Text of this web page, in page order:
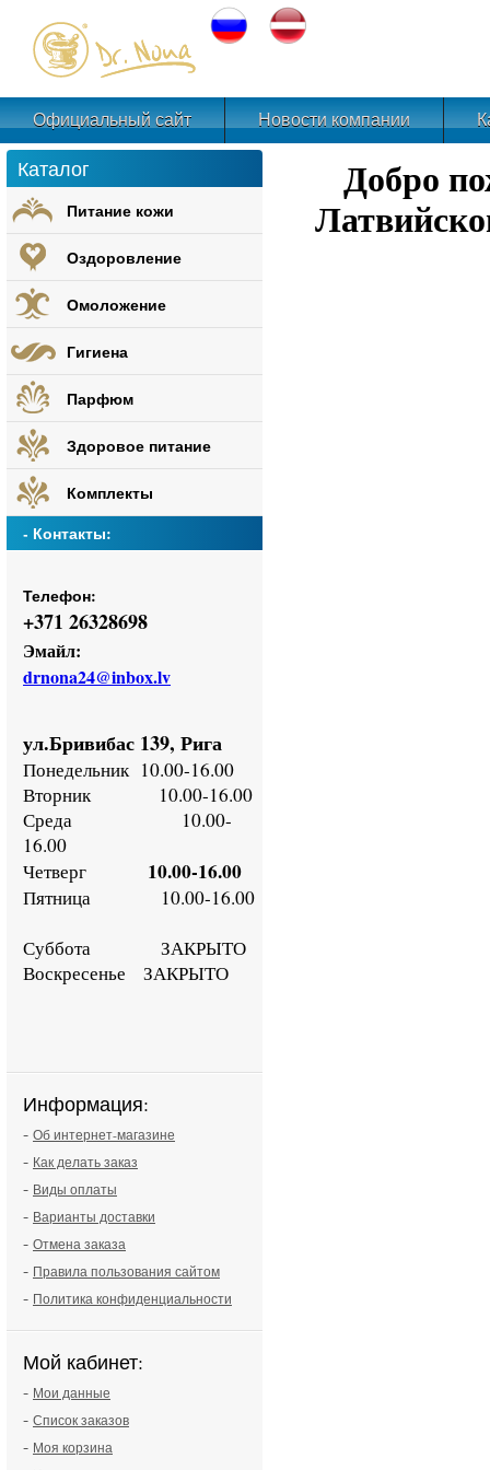
Официальный сайт Новости компании
Добро
Каталог
Питание кожи
Оздоровление
Омоложение
Гигиена
Парфюм
Здоровое питание
Комплекты
- Контакты:
Телефон:
+371 26328698
Эмайл:
drnona24@inbox.lv
ул.Бривибас 139, Рига
Понедельник 10.00-16.00
Вторник 10.00-16.00
Среда 10.00-
16.00
Четверг 10.00-16.00
Пятница 10.00-16.00
Суббота ЗАКРЫТО
Воскресенье ЗАКРЫТО
Информация:
- Об интернет-магазине
- Как делать заказ
- Виды оплаты
- Варианты доставки
- Отмена заказа
- Правила пользования сайтом
- Политика конфиденциальности
Мой кабинет:
- Мои данные
- Список заказов
- Моя корзина